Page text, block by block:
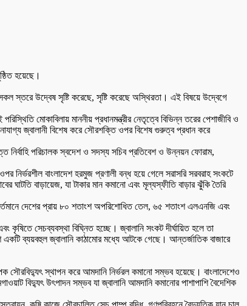
হয়েছে।
স্তরে উদ্বেষ সৃষ্টি করেছে, সৃষ্টি করেছে অস্থিরতা। এই বিষয়ে উদ্বেগে
মোকাবিলায় মাননীয় প্রধানমন্ত্রীর নেতৃত্বে বিভিন্ন তরের পেশাজীবি ও
জ্বালানী বিশেষ করে সৌরশক্তি ওপর বিশেষ গুরুত্ব প্রধান করে
নির্বাহি পরিচালক স্বদেশ ও সদস্য সচিব প্রতিবেশ ও উন্নয়ন ফোরাম,
বাংলাদেশ হরমুজ প্রণালী বন্ধ হয়ে গেলে সরাসরি সরবরাহ সংকটে
বাড়ায়েজ, যা টাকার মান কমানো এবং মূল্যস্ফীতি বাড়ার ঝুঁকি তৈরি
দেশের প্রায় ৮০ শতাংশ অপরিশোধিত তেল, ৬৫ শতাংশ এলএনজি এবং
সেচব্যবস্থা বিঘ্নিত হচ্ছে। জ্বালানি সংকট দীর্ঘায়িত হলে তা
ব্যয়বহুল জ্বালানি কাঠামোর মধ্যে আটকে গেছে। আন্তর্জাতিক বাজারে
সৌরবিদ্যুৎ স্থাপন করে আমদানি নির্ভরল কমানো সম্ভব হয়েছে। বাংলাদেশেও
বিদ্যুৎ উৎপাদন সম্ভব যা জ্বালানি আমদানি কমানোর পাশাপাশি বৈদেশিক